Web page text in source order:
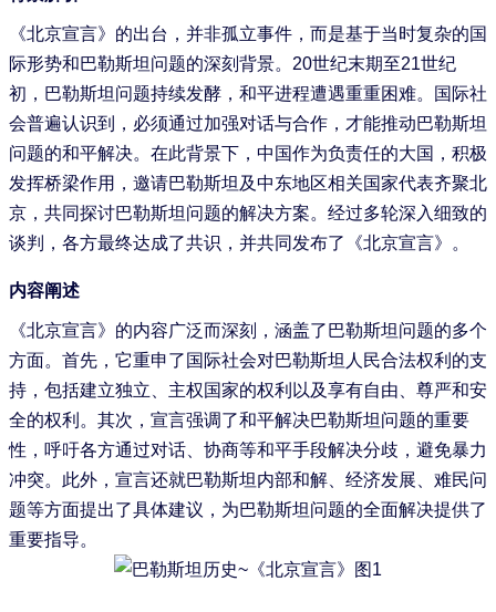
《北京宣言》的出台，并非孤立事件，而是基于当时复杂的国
际形势和巴勒斯坦问题的深刻背景。20世纪末期至21世纪
初，巴勒斯坦问题持续发酵，和平进程遭遇重重困难。国际社
会普遍认识到，必须通过加强对话与合作，才能推动巴勒斯坦
问题的和平解决。在此背景下，中国作为负责任的大国，积极
发挥桥梁作用，邀请巴勒斯坦及中东地区相关国家代表齐聚北
京，共同探讨巴勒斯坦问题的解决方案。经过多轮深入细致的
谈判，各方最终达成了共识，并共同发布了《北京宣言》。
内容阐述
《北京宣言》的内容广泛而深刻，涵盖了巴勒斯坦问题的多个
方面。首先，它重申了国际社会对巴勒斯坦人民合法权利的支
持，包括建立独立、主权国家的权利以及享有自由、尊严和安
全的权利。其次，宣言强调了和平解决巴勒斯坦问题的重要
性，呼吁各方通过对话、协商等和平手段解决分歧，避免暴力
冲突。此外，宣言还就巴勒斯坦内部和解、经济发展、难民问
题等方面提出了具体建议，为巴勒斯坦问题的全面解决提供了
重要指导。